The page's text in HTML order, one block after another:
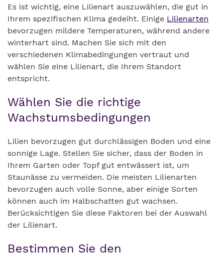
Es ist wichtig, eine Lilienart auszuwählen, die gut in
Ihrem spezifischen Klima gedeiht. Einige Lilienarten
bevorzugen mildere Temperaturen, während andere
winterhart sind. Machen Sie sich mit den
verschiedenen Klimabedingungen vertraut und
wählen Sie eine Lilienart, die Ihrem Standort
entspricht.
Wählen Sie die richtige
Wachstumsbedingungen
Lilien bevorzugen gut durchlässigen Boden und eine
sonnige Lage. Stellen Sie sicher, dass der Boden in
Ihrem Garten oder Topf gut entwässert ist, um
Staunässe zu vermeiden. Die meisten Lilienarten
bevorzugen auch volle Sonne, aber einige Sorten
können auch im Halbschatten gut wachsen.
Berücksichtigen Sie diese Faktoren bei der Auswahl
der Lilienart.
Bestimmen Sie den